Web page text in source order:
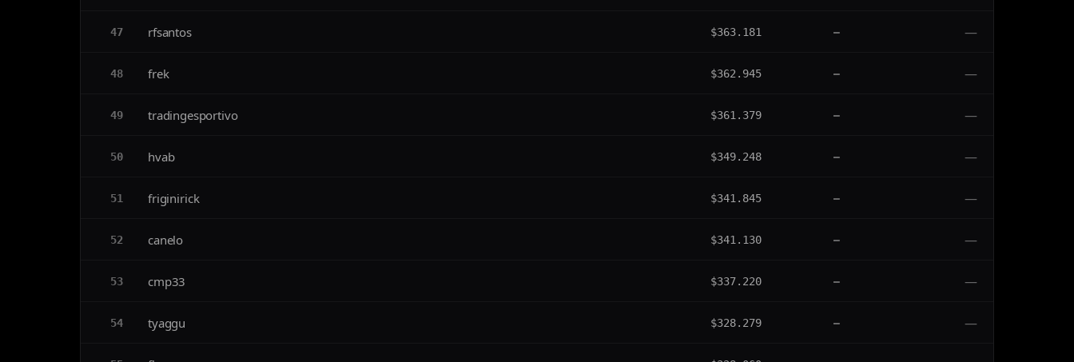
47 rfsantos $363.181 — —
48 frek $362.945 — —
49 tradingesportivo $361.379 — —
50 hvab $349.248 — —
51 friginirick $341.845 — —
52 canelo $341.130 — —
53 cmp33 $337.220 — —
54 tyaggu $328.279 — —